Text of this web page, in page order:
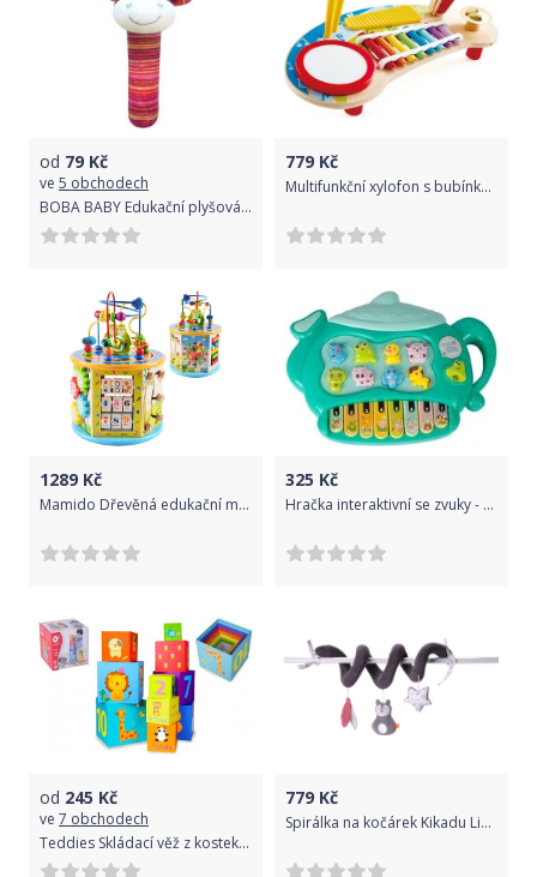
od 79 Kč
ve 5 obchodech
BOBA BABY Edukační plyšová hračka pískací - kravička, 1 ks
779 Kč
Multifunkční xylofon s bubínkem
1289 Kč
Mamido Dřevěná edukační motorická kostka 8v1
325 Kč
Hračka interaktivní se zvuky - ČAJNÍK mořský - Tulimi
od 245 Kč
ve 7 obchodech
Teddies Skládací věž z kostek s obrázky a čísly, barvy duhy
779 Kč
Spirálka na kočárek Kikadu Liška